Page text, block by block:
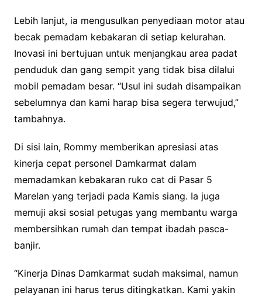
Lebih lanjut, ia mengusulkan penyediaan motor atau
becak pemadam kebakaran di setiap kelurahan.
Inovasi ini bertujuan untuk menjangkau area padat
penduduk dan gang sempit yang tidak bisa dilalui
mobil pemadam besar. “Usul ini sudah disampaikan
sebelumnya dan kami harap bisa segera terwujud,”
tambahnya.
Di sisi lain, Rommy memberikan apresiasi atas
kinerja cepat personel Damkarmat dalam
memadamkan kebakaran ruko cat di Pasar 5
Marelan yang terjadi pada Kamis siang. Ia juga
memuji aksi sosial petugas yang membantu warga
membersihkan rumah dan tempat ibadah pasca-
banjir.
“Kinerja Dinas Damkarmat sudah maksimal, namun
pelayanan ini harus terus ditingkatkan. Kami yakin